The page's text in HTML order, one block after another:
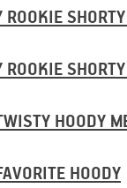
HOODY
HOODY